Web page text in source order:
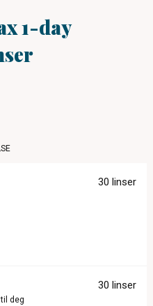
1-day
30 linser
30 linser
deg